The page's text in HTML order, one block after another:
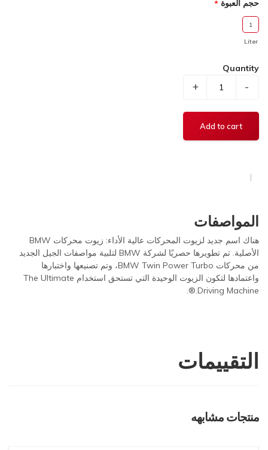
حجم العبوة
1
Liter
Quantity
-
+
المواصفات
هناك اسم جديد لزيوت المحركات عالية الأداء: زيوت محركات BMW
الأصلية. تم تطويرها حصريًا لشركة BMW لتلبية مواصفات الجيل الجديد
من محركات BMW Twin Power Turbo، وتم تصنيعها واختبارها
واعتمادها لتكون الزيوت الوحيدة التي تستحق استخدام The Ultimate
Driving Machine.®.
التقييمات
منتجات مشابهه